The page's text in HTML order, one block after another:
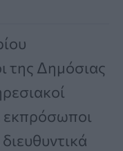
της Δημόσιας
εκπρόσωποι